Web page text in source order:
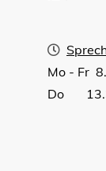
Mo - Fr
Do